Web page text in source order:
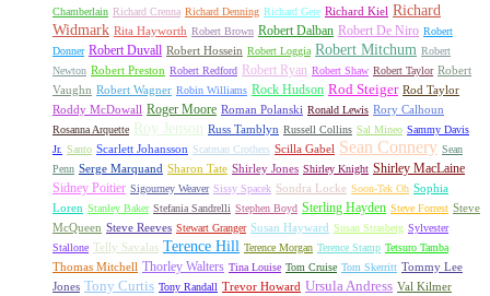
Chamberlain Richard Crenna Richard Denning Richard Gere Richard Kiel Richard
Widmark Rita Hayworth Robert Brown Robert Dalban Robert De Niro Robert
Donner Robert Duvall Robert Hossein Robert Loggia Robert Mitchum Robert
Newton Robert Preston Robert Redford Robert Ryan Robert Shaw Robert Taylor Robert
Vaughn Robert Wagner Robin Williams Rock Hudson Rod Steiger Rod Taylor
Roddy McDowall Roger Moore Roman Polanski Ronald Lewis Rory Calhoun
Rosanna Arquette Roy Jenson Russ Tamblyn Russell Collins Sal Mineo Sammy Davis
Jr. Santo Scarlett Johansson Scatman Crothers Scilla Gabel Sean Connery Sean
Penn Serge Marquand Sharon Tate Shirley Jones Shirley Knight Shirley MacLaine
Sidney Poitier Sigourney Weaver Sissy Spacek Sondra Locke Soon-Tek Oh Sophia
Loren Stanley Baker Stefania Sandrelli Stephen Boyd Sterling Hayden Steve Forrest Steve
McQueen Steve Reeves Stewart Granger Susan Hayward Susan Strasberg Sylvester
Stallone Telly Savalas Terence Hill Terence Morgan Terence Stamp Tetsuro Tamba
Thomas Mitchell Thorley Walters Tina Louise Tom Cruise Tom Skerritt Tommy Lee
Jones Tony Curtis Tony Randall Trevor Howard Ursula Andress Val Kilmer